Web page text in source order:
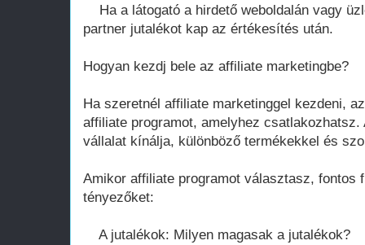
Ha a látogató a hirdető weboldalán vagy
partner jutalékot kap az értékesítés után.
Hogyan kezdj bele az affiliate marketingbe?
Ha szeretnél affiliate marketinggel kezdeni,
affiliate programot, amelyhez
vállalat kínálja, különböző termékekkel és
Amikor affiliate programot választasz, fontos
tényezőket:
A jutalékok: Milyen magasak a jutalékok?